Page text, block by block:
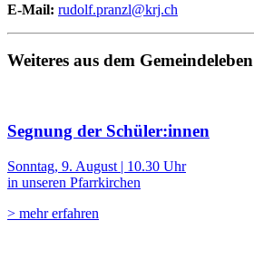
E-Mail: rudolf.pranzl@krj.ch
Weiteres aus dem Gemeindeleben
Segnung der Schüler:innen
Sonntag, 9. August | 10.30 Uhr
in unseren Pfarrkirchen
> mehr erfahren